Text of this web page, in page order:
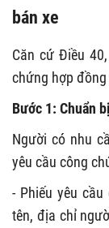
bán xe
Căn cứ Điều
chứng hợp
Bước 1: Chuẩn
Người có nhu
yêu cầu công
- Phiếu yêu
tên, địa chỉ